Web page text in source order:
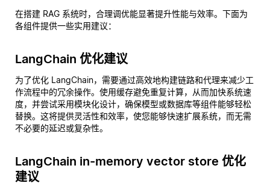
在搭建 RAG 系统时，合理调优能显著提升性能与效率。下面为
各组件提供一些实用建议：
LangChain 优化建议
为了优化 LangChain，需要通过高效地构建链路和代理来减少工
作流程中的冗余操作。使用缓存避免重复计算，从而加快系统速
度，并尝试采用模块化设计，确保模型或数据库等组件能够轻松
替换。这将提供灵活性和效率，使您能够快速扩展系统，而无需
不必要的延迟或复杂性。
LangChain in-memory vector store 优化
建议